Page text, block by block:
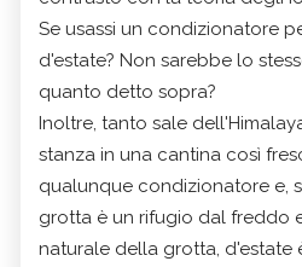
Se usassi un condizionatore
d'estate? Non sarebbe lo
quanto detto sopra?
Inoltre, tanto sale
stanza in una cantina così
qualunque condizionatore e,
grotta è un rifugio dal freddo
naturale della grotta, d'estate